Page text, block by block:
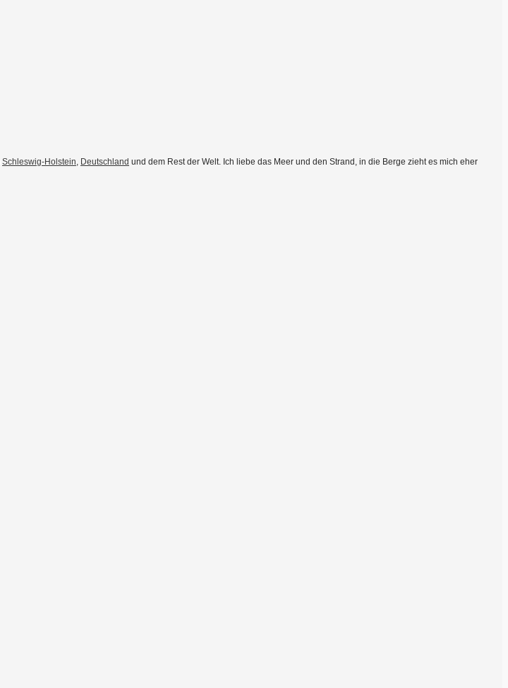
Schleswig-Holstein, Deutschland und dem Rest der Welt. Ich liebe das Meer und den Strand, in die Berge zieht es mich eher